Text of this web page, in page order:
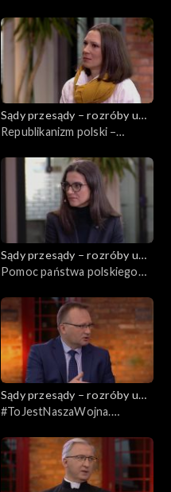
Sądy przesądy – rozróby u
Kuby
Republikanizm polski –
Sądy przesądy – rozróby u
Kuby
Pomoc państwa polskiego
kulturalnemu Ukrainy
Sądy przesądy – rozróby u
Kuby
#ToJestNaszaWojna.
państwa polskiego z
Ukraińcami